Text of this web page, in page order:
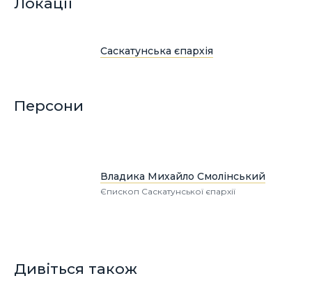
Саскатунська єпархія
Персони
Владика Михайло Смолінський
Єпископ Саскатунської єпархії
Дивіться також